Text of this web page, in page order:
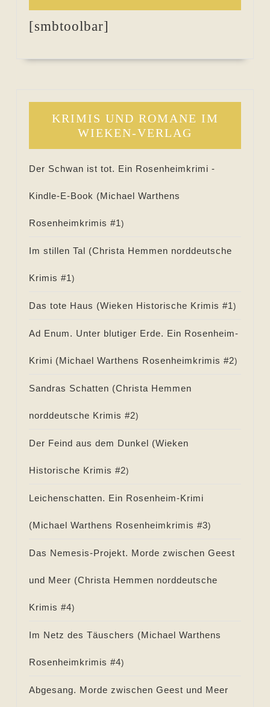
[smbtoolbar]
KRIMIS UND ROMANE IM
WIEKEN-VERLAG
Der Schwan ist tot. Ein Rosenheimkrimi -
Kindle-E-Book (Michael Warthens
Rosenheimkrimis #1)
Im stillen Tal (Christa Hemmen norddeutsche
Krimis #1)
Das tote Haus (Wieken Historische Krimis #1)
Ad Enum. Unter blutiger Erde. Ein Rosenheim-
Krimi (Michael Warthens Rosenheimkrimis #2)
Sandras Schatten (Christa Hemmen
norddeutsche Krimis #2)
Der Feind aus dem Dunkel (Wieken
Historische Krimis #2)
Leichenschatten. Ein Rosenheim-Krimi
(Michael Warthens Rosenheimkrimis #3)
Das Nemesis-Projekt. Morde zwischen Geest
und Meer (Christa Hemmen norddeutsche
Krimis #4)
Im Netz des Täuschers (Michael Warthens
Rosenheimkrimis #4)
Abgesang. Morde zwischen Geest und Meer